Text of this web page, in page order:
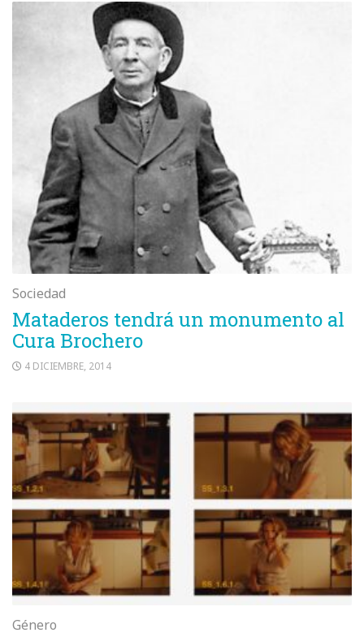
Sociedad
Mataderos tendrá un monumento al
Cura Brochero
4 DICIEMBRE, 2014
Género